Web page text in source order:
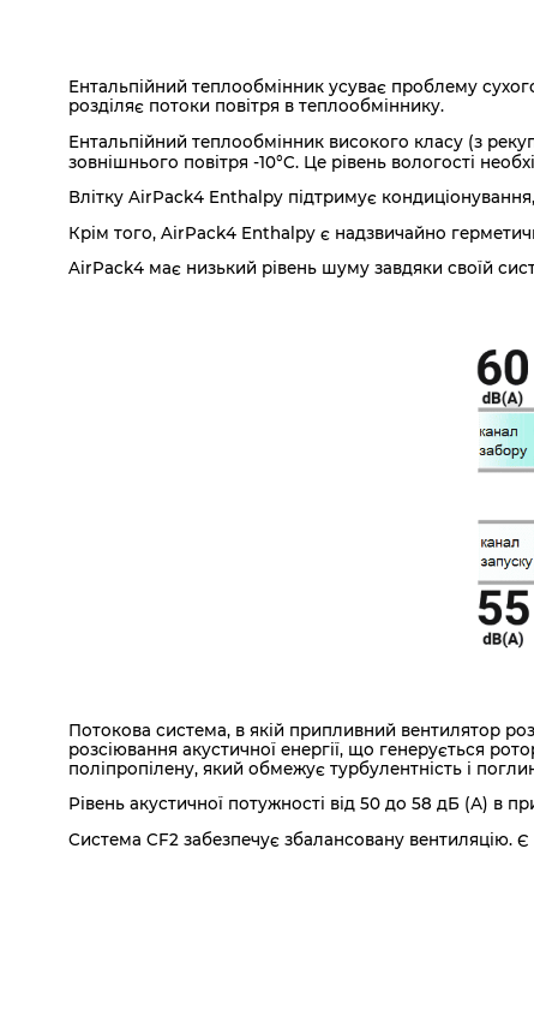
Ентальпійний теплообмінник усуває проблему
розділяє потоки повітря в теплообміннику.
Ентальпійний теплообмінник високого класу (з
зовнішнього повітря -10°C. Це рівень вологості
Влітку AirPack4 Enthalpy підтримує
Крім того, AirPack4 Enthalpy є надзвичайно
AirPack4 має низький рівень шуму завдяки своїй
Потокова система, в якій припливний вентилятор
розсіювання акустичної енергії, що генерується
поліпропілену, який обмежує турбулентність і
Рівень акустичної потужності від 50 до 58 дБ (А) в
Система CF2 забезпечує збалансовану вентиляцію.